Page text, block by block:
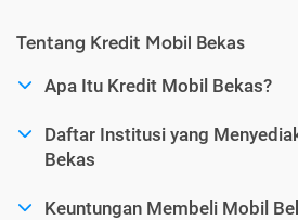
Tentang Kredit Mobil Bekas
Apa Itu Kredit Mobil Bekas?
Daftar Institusi yang
Bekas
Keuntungan Membeli Mobil